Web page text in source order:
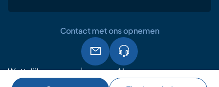
Wettelijke
vermeldingen
AVG
Algemene
Contact met ons opnemen